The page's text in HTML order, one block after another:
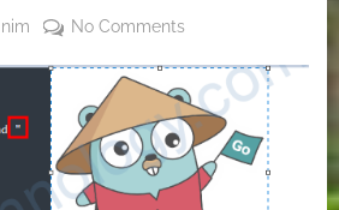
By
nim No Commentson
Remove
or
Delete
a
few